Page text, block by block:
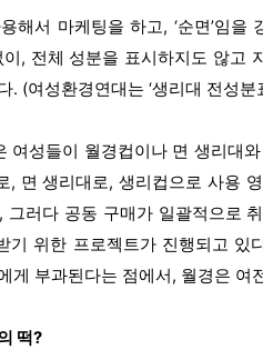
해서 마케팅을 하고, ‘순면’임
, 전체 성분을 표시하지도 않고
(여성환경연대는 ‘생리대 전성분
여성들이 월경컵이나 면 생리대
, 면 생리대로, 생리컵으로 사용
그러다 공동 구매가 일괄적으로
기 위한 프로젝트가 진행되고
게 부과된다는 점에서, 월경은 여
떡?